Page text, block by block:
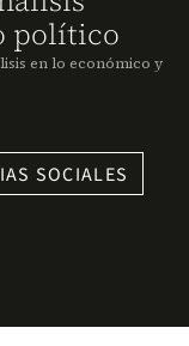
político
en lo económico y
SOCIALES